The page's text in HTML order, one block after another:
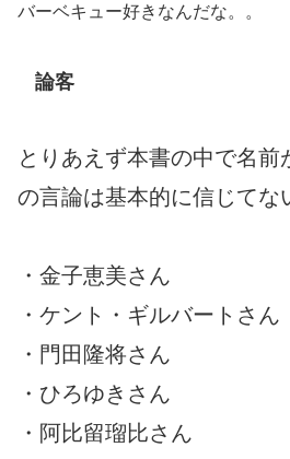
バーベキュー好きなんだな。。
論客
とりあえず本書の中で名前
の言論は基本的に信じてな
・金子恵美さん
・ケント・ギルバートさん
・門田隆将さん
・ひろゆきさん
・阿比留瑠比さん